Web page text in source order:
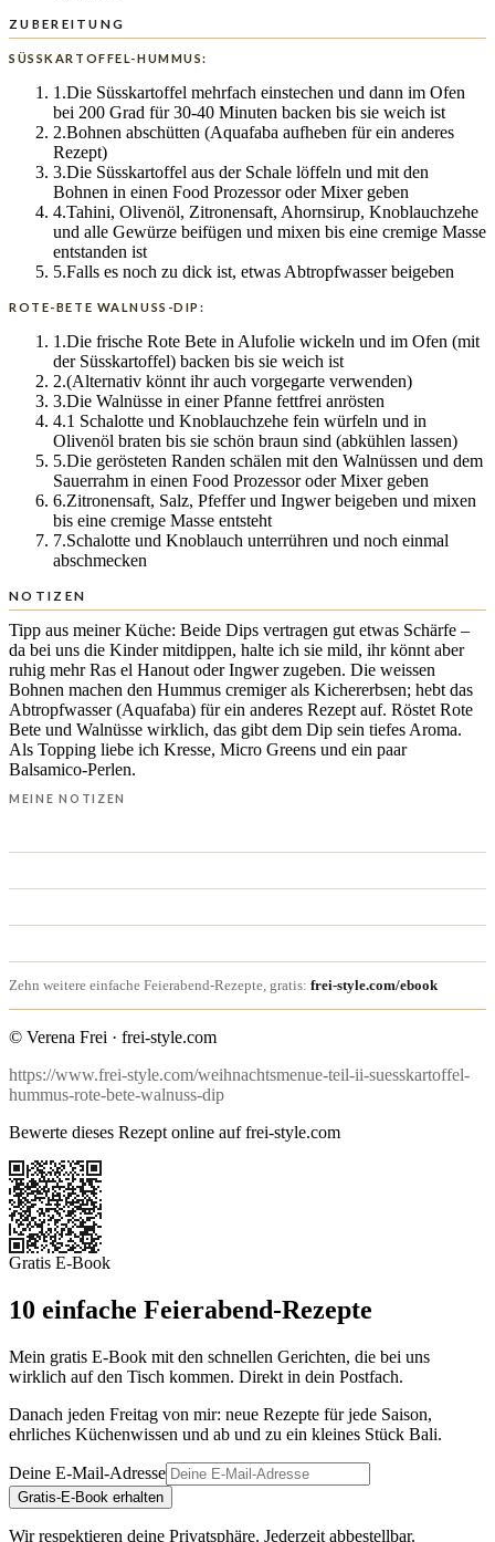
ZUBEREITUNG
SÜSSKARTOFFEL-HUMMUS:
1 .Die Süsskartoffel mehrfach einstechen und dann im Ofen
bei 200 Grad für 30-40 Minuten backen bis sie weich ist
2.Bohnen abschütten (Aquafaba aufheben für ein anderes
Rezept)
3.Die Süsskartoffel aus der Schale löffeln und mit den
Bohnen in einen Food Prozessor oder Mixer geben
4.Tahini, Olivenöl, Zitronensaft, Ahornsirup, Knoblauchzehe
und alle Gewürze beifügen und mixen bis eine cremige Masse
entstanden ist
5.Falls es noch zu dick ist, etwas Abtropfwasser beigeben
ROTE-BETE WALNUSS-DIP:
1 .Die frische Rote Bete in Alufolie wickeln und im Ofen (mit
der Süsskartoffel) backen bis sie weich ist
2.(Alternativ könnt ihr auch vorgegarte verwenden)
3.Die Walnüsse in einer Pfanne fettfrei anrösten
4.1 Schalotte und Knoblauchzehe fein würfeln und in
Olivenöl braten bis sie schön braun sind (abkühlen lassen)
5.Die gerösteten Randen schälen mit den Walnüssen und dem
Sauerrahm in einen Food Prozessor oder Mixer geben
6.Zitronensaft, Salz, Pfeffer und Ingwer beigeben und mixen
bis eine cremige Masse entsteht
7.Schalotte und Knoblauch unterrühren und noch einmal
abschmecken
NOTIZEN
Tipp aus meiner Küche: Beide Dips vertragen gut etwas Schärfe –
da bei uns die Kinder mitdippen, halte ich sie mild, ihr könnt aber
ruhig mehr Ras el Hanout oder Ingwer zugeben. Die weissen
Bohnen machen den Hummus cremiger als Kichererbsen; hebt das
Abtropfwasser (Aquafaba) für ein anderes Rezept auf. Röstet Rote
Bete und Walnüsse wirklich, das gibt dem Dip sein tiefes Aroma.
Als Topping liebe ich Kresse, Micro Greens und ein paar
Balsamico-Perlen.
MEINE NOTIZEN
Zehn weitere einfache Feierabend-Rezepte, gratis: frei-style.com/ebook
© Verena Frei · frei-style.com
https://www.frei-style.com/weihnachtsmenue-teil-ii-suesskartoffel-
hummus-rote-bete-walnuss-dip
Bewerte dieses Rezept online auf frei-style.com
Gratis E-Book
10 einfache Feierabend-Rezepte
Mein gratis E-Book mit den schnellen Gerichten, die bei uns
wirklich auf den Tisch kommen. Direkt in dein Postfach.
Danach jeden Freitag von mir: neue Rezepte für jede Saison,
ehrliches Küchenwissen und ab und zu ein kleines Stück Bali.
Deine E-Mail-Adresse
Gratis-E-Book erhalten
Wir respektieren deine Privatsphäre. Jederzeit abbestellbar.